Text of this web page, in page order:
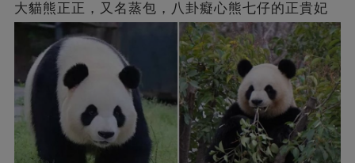
大貓熊正正，又名蒸包，八卦癡心熊七仔的正貴妃